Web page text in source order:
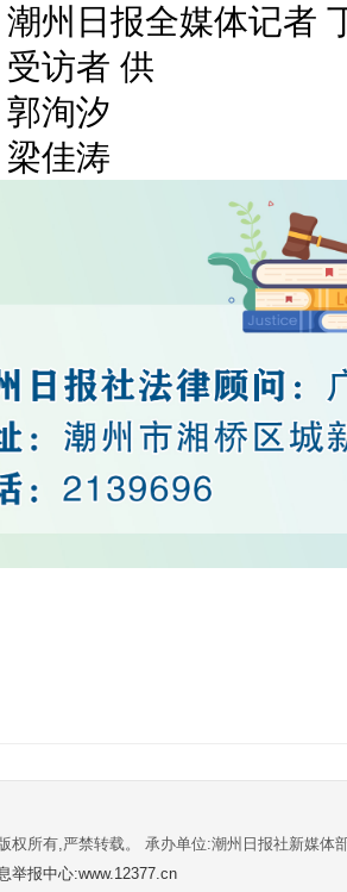
州日报全媒体记者
受访者 供
洵汐
佳涛
权所有,严禁转载。 承办单位:潮州日报社新媒体
举报中心:www.12377.cn